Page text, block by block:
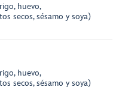
huevo,
secos, sésamo y soya)
huevo,
secos, sésamo y soya)